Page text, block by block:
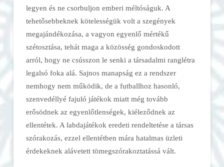
legyen és ne csorbuljon emberi méltóságuk. A
tehetősebbeknek kötelességük volt a szegények
megajándékozása, a vagyon egyenlő mértékű
szétosztása, tehát maga a közösség gondoskodott
arról, hogy ne csússzon le senki a társadalmi ranglétra
legalsó foka alá. Sajnos manapság ez a rendszer
nemhogy nem működik, de a futballhoz hasonló,
szenvedéllyé fajuló játékok miatt még tovább
erősödnek az egyenlőtlenségek, kiéleződnek az
ellentétek. A labdajátékok eredeti rendeltetése a társas
szórakozás, ezzel ellentétben mára hatalmas üzleti
érdekeknek alávetett tömegszórakoztatássá vált.